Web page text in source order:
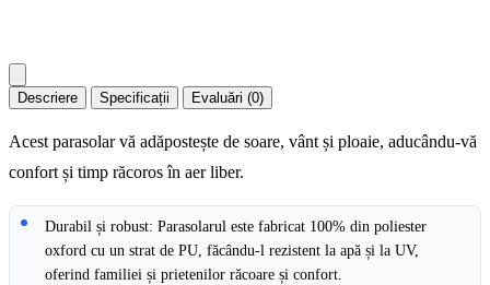
Descriere Specificații Evaluări (0)
Acest parasolar vă adăpostește de soare, vânt și ploaie, aducându-vă
confort și timp răcoros în aer liber.
Durabil și robust: Parasolarul este fabricat 100% din poliester
oxford cu un strat de PU, făcându-l rezistent la apă și la UV,
oferind familiei și prietenilor răcoare și confort.